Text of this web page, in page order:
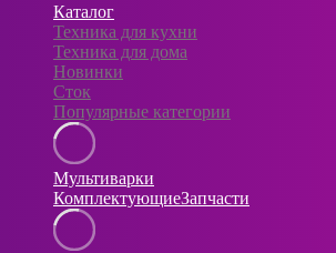
Каталог
Техника для кухни
Техника для дома
Новинки
Сток
Популярные категории
Мультиварки
КомплектующиеЗапчасти